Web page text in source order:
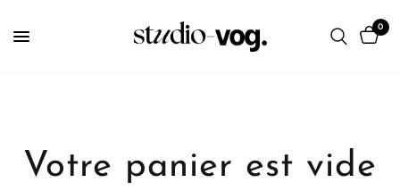
0
Votre panier est vide